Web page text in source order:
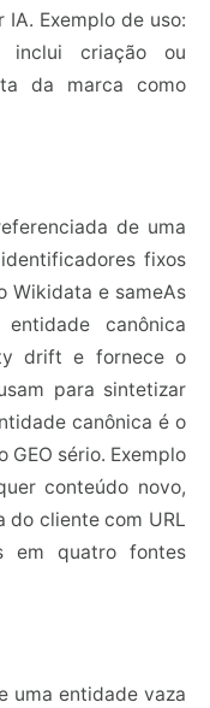
Exemplo de uso:
inclui criação ou
da marca como
de uma
fixos
Wikidata e sameAs
canônica
drift e fornece o
para sintetizar
canônica é o
sério. Exemplo
conteúdo novo,
do cliente com URL
em quatro fontes
uma entidade vaza